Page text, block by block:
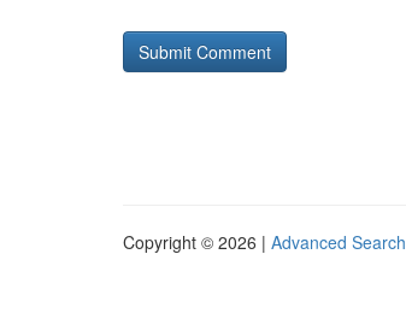
Copyright © 2026 | Advanced Search